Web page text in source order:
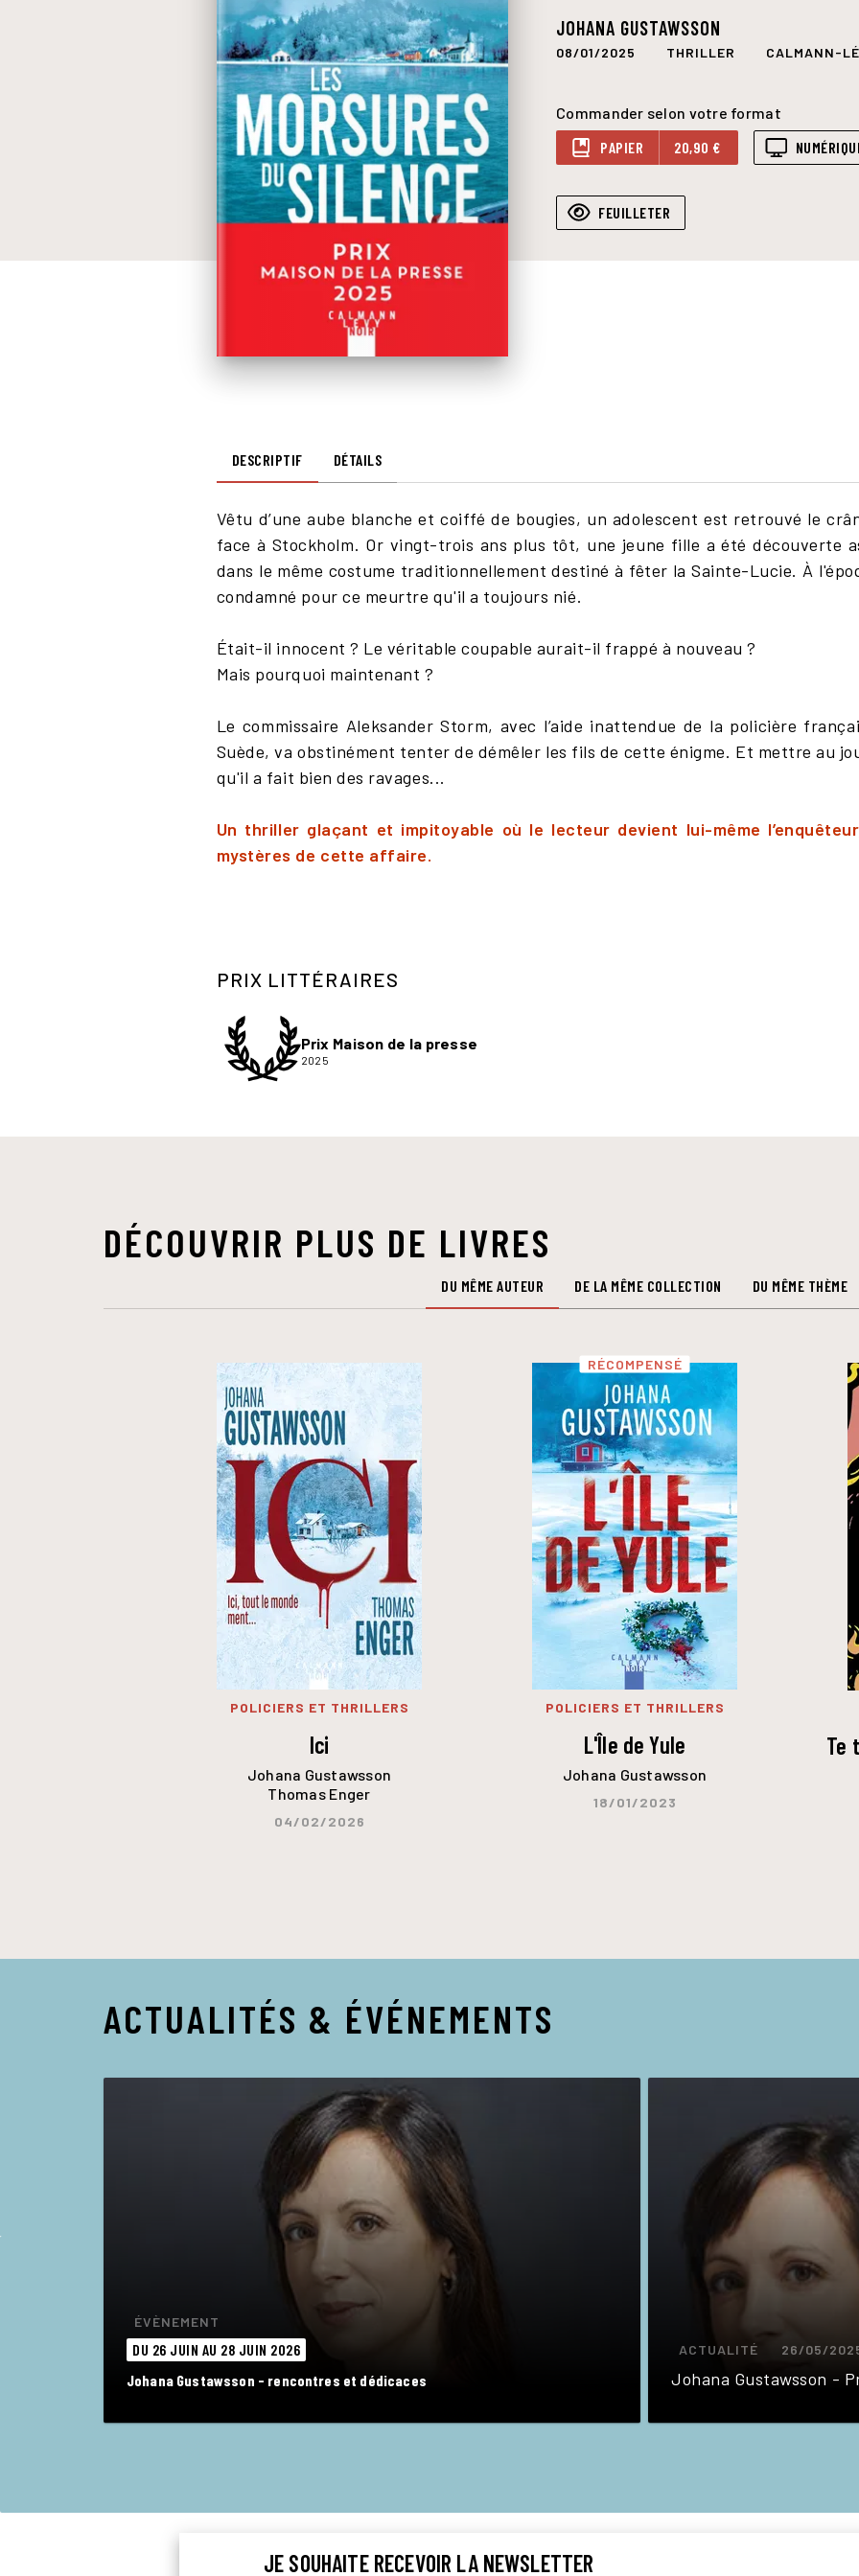
JOHANA GUSTAWSSON
08/01/2025 THRILLER CALMANN-
Commander selon votre format
PAPIER
20,90 €
FEUILLETER
DESCRIPTIF DÉTAILS
Vêtu d’une aube blanche et coiffé de bougies, un adolescent est retrouvé le
face à Stockholm. Or vingt-trois ans plus tôt, une jeune fille a été découverte
dans le même costume traditionnellement destiné à fêter la Sainte-Lucie. À
condamné pour ce meurtre qu'il a toujours nié.
Était-il innocent ? Le véritable coupable aurait-il frappé à nouveau ?
Mais pourquoi maintenant ?
Le commissaire Aleksander Storm, avec l’aide inattendue de la policière
Suède, va obstinément tenter de démêler les fils de cette énigme. Et mettre au
qu'il a fait bien des ravages...
Un thriller glaçant et impitoyable où le lecteur devient lui-même
mystères de cette affaire.
PRIX LITTÉRAIRES
Prix Maison de la presse
2025
DÉCOUVRIR PLUS DE LIVRES
DU MÊME AUTEUR DE LA MÊME COLLECTION DU MÊME THÈME
POLICIERS ET THRILLERS
Ici
Johana Gustawsson
Thomas Enger
04/02/2026
RÉCOMPENSÉ
POLICIERS ET THRILLERS
L'Île de Yule
Johana Gustawsson
18/01/2023
Te
ACTUALITÉS & ÉVÉNEMENTS
ÉVÈNEMENT
DU 26 JUIN AU 28 JUIN 2026
Johana Gustawsson - rencontres et dédicaces
ACTUALITÉ 26/05/
Johana Gustawsson -
JE SOUHAITE RECEVOIR LA NEWSLETTER